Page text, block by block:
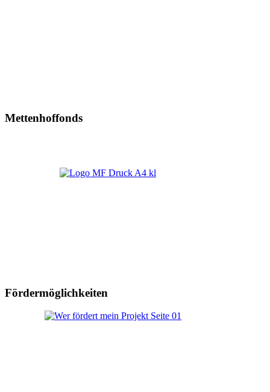
Mettenhoffonds
Fördermöglichkeiten